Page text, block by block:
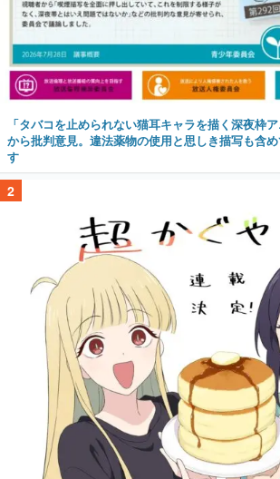
「タバコを止められない猫耳キャラを描く深夜枠
から批判意見。違法薬物の使用と思しき描写も含
す
2